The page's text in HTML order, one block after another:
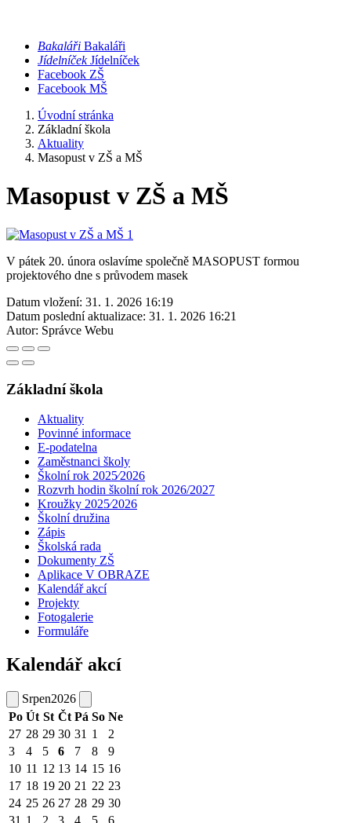
Bakaláři Bakaláři
Jídelníček Jídelníček
Facebook ZŠ
Facebook MŠ
Úvodní stránka
Základní škola
Aktuality
Masopust v ZŠ a MŠ
Masopust v ZŠ a MŠ
V pátek 20. února oslavíme společně MASOPUST formou
projektového dne s průvodem masek
Datum vložení: 31. 1. 2026 16:19
Datum poslední aktualizace: 31. 1. 2026 16:21
Autor: Správce Webu
Základní škola
Aktuality
Povinné informace
E-podatelna
Zaměstnanci školy
Školní rok 2025⁄2026
Rozvrh hodin školní rok 2026/2027
Kroužky 2025⁄2026
Školní družina
Zápis
Školská rada
Dokumenty ZŠ
Aplikace V OBRAZE
Kalendář akcí
Projekty
Fotogalerie
Formuláře
Kalendář akcí
Srpen2026
Po Út St Čt Pá So Ne
27 28 29 30 31 1
2
3
4 5 6 7 8
9
10 11 12 13 14 15 16
17 18 19 20 21 22 23
24 25 26 27 28 29 30